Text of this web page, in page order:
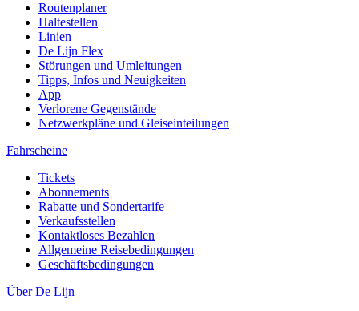
Routenplaner
Haltestellen
Linien
De Lijn Flex
Störungen und Umleitungen
Tipps, Infos und Neuigkeiten
App
Verlorene Gegenstände
Netzwerkpläne und Gleiseinteilungen
Fahrscheine
Tickets
Abonnements
Rabatte und Sondertarife
Verkaufsstellen
Kontaktloses Bezahlen
Allgemeine Reisebedingungen
Geschäftsbedingungen
Über De Lijn